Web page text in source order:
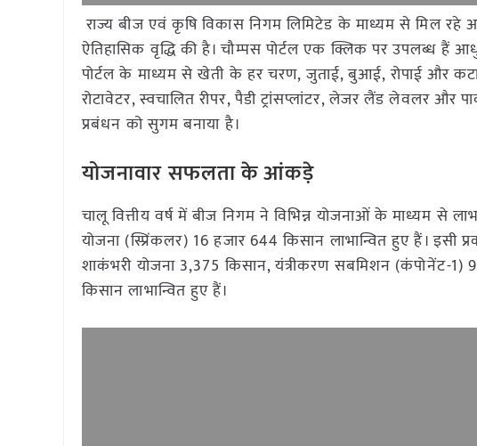
राज्य बीज एवं कृषि विकास निगम लिमिटेड के माध्यम से मिल
ऐतिहासिक वृद्धि की है। चौम्पस पोर्टल एक क्लिक पर उपलब्ध हैं
पोर्टल के माध्यम से खेती के हर चरण, जुताई, बुआई, रोपाई और
रोटावेटर, स्वचालित रीपर, पैडी ट्रांसप्लांटर, लेजर लैंड लेवलर और
प्रबंधन को सुगम बनाया है।
योजनावार सफलता के आंकड़े
चालू वित्तीय वर्ष में बीज निगम ने विभिन्न योजनाओं के माध्यम से
योजना (स्प्रिंकलर) 16 हजार 644 किसान लाभान्वित हुए हैं। इसी
शाकंभरी योजना 3,375 किसान, यंत्रीकरण सबमिशन (कंपोनेंट-
किसान लाभान्वित हुए हैं।